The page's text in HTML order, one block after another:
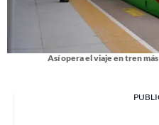
Así opera el viaje en tren